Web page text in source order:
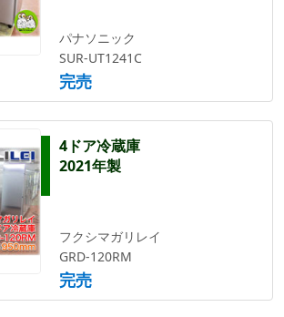
パナソニック
SUR-UT1241C
完売
4ドア冷蔵庫
2021年製
フクシマガリレイ
GRD-120RM
完売